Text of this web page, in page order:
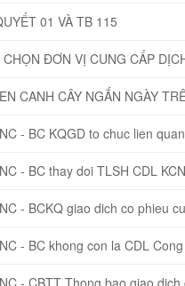
01 VÀ TB 115
ĐƠN VỊ CUNG CẤP
CANH CÂY NGẮN NGÀY
- BC KQGD to chuc lien
- BC thay doi TLSH CDL
- BCKQ giao dich co phieu
- BC khong con la CDL